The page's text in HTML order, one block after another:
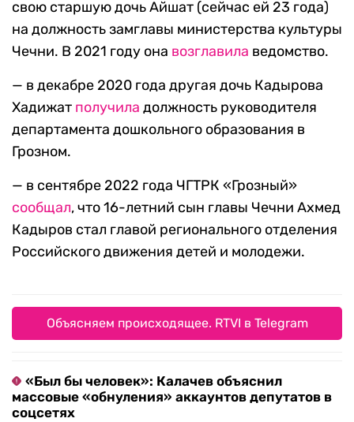
свою старшую дочь Айшат (сейчас ей 23 года)
на должность замглавы министерства культуры
Чечни. В 2021 году она возглавила ведомство.
— в декабре 2020 года другая дочь Кадырова
Хадижат получила должность руководителя
департамента дошкольного образования в
Грозном.
— в сентябре 2022 года ЧГТРК «Грозный»
сообщал, что 16-летний сын главы Чечни Ахмед
Кадыров стал главой регионального отделения
Российского движения детей и молодежи.
Объясняем происходящее. RTVI в Telegram
«Был бы человек»: Калачев объяснил
массовые «обнуления» аккаунтов депутатов в
соцсетях